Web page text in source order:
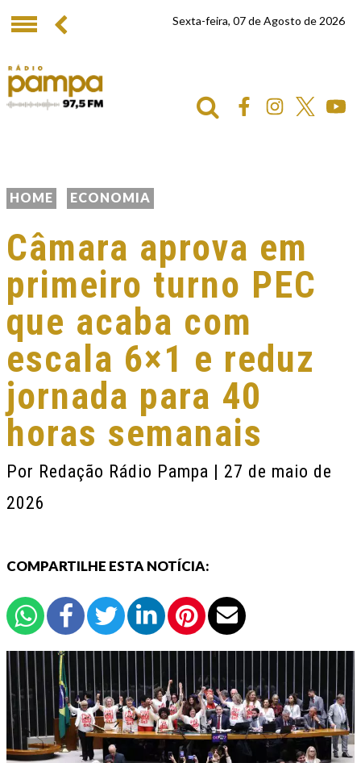
Sexta-feira, 07 de Agosto de 2026
HOME ECONOMIA
Câmara aprova em
primeiro turno PEC
que acaba com
escala 6×1 e reduz
jornada para 40
horas semanais
Por Redação Rádio Pampa | 27 de maio de
2026
COMPARTILHE ESTA NOTÍCIA: